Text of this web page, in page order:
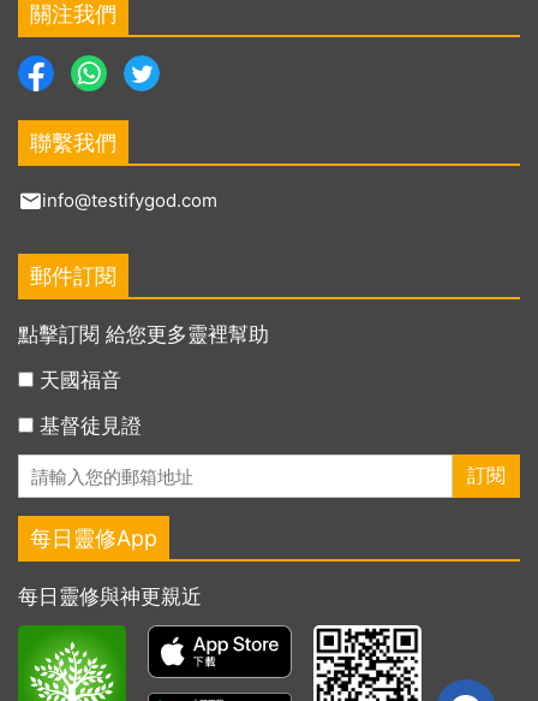
關注我們
聯繫我們
info@testifygod.com
郵件訂閱
點擊訂閱 給您更多靈裡幫助
天國福音
基督徒見證
每日靈修App
每日靈修與神更親近